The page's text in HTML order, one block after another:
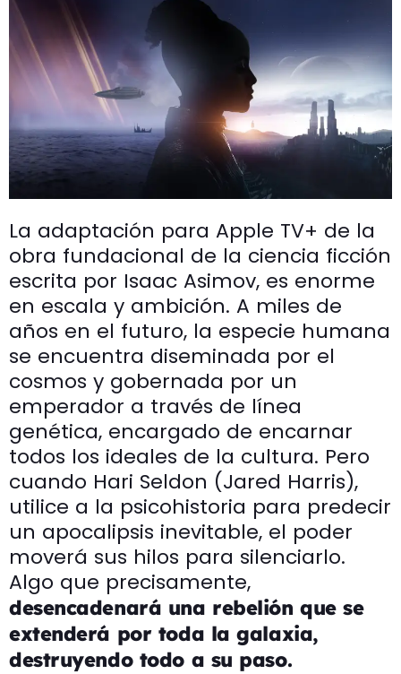
La adaptación para Apple TV+ de la
obra fundacional de la ciencia ficción
escrita por Isaac Asimov, es enorme
en escala y ambición. A miles de
años en el futuro, la especie humana
se encuentra diseminada por el
cosmos y gobernada por un
emperador a través de línea
genética, encargado de encarnar
todos los ideales de la cultura. Pero
cuando Hari Seldon (Jared Harris),
utilice a la psicohistoria para predecir
un apocalipsis inevitable, el poder
moverá sus hilos para silenciarlo.
Algo que precisamente,
desencadenará una rebelión que se
extenderá por toda la galaxia,
destruyendo todo a su paso.